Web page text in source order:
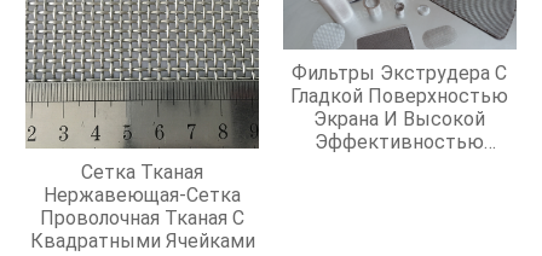
Сетка Тканая
Нержавеющая-Сетка
Проволочная Тканая С
Квадратными Ячейками
Фильтры Экструдера С
Гладкой Поверхностью
Экрана И Высокой
Эффективностью